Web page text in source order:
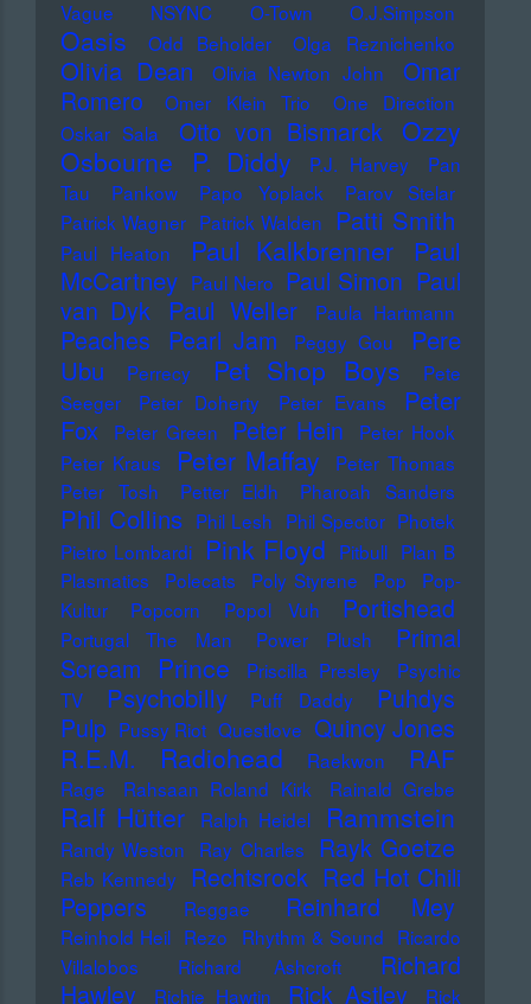
Vague NSYNC O-Town O.J.Simpson
Oasis Odd Beholder Olga Reznichenko
Olivia Dean Olivia Newton John
Omar
Romero
Omer Klein Trio
One Direction
Oskar Sala
Otto von Bismarck Ozzy
Osbourne
P. Diddy P.J. Harvey
Pan
Tau
Pankow Papo Yoplack
Parov Stelar
Patrick Wagner Patrick Walden Patti Smith
Paul Heaton Paul Kalkbrenner
Paul
McCartney Paul Nero Paul Simon Paul
van Dyk Paul Weller Paula Hartmann
Peaches Pearl Jam Peggy Gou
Pere
Ubu
Perrecy Pet Shop Boys
Pete
Seeger
Peter Doherty Peter Evans
Peter
Fox
Peter Green Peter Hein
Peter Hook
Peter Kraus
Peter Maffay
Peter Thomas
Peter Tosh
Petter Eldh Pharoah Sanders
Phil Collins Phil Lesh Phil Spector Photek
Pietro Lombardi
Pink Floyd Pitbull Plan B
Plasmatics
Polecats Poly Styrene Pop
Pop-
Kultur
Popcorn Popol Vuh Portishead
Portugal The Man Power Plush
Primal
Scream
Prince Priscilla Presley
Psychic
TV
Psychobilly Puff Daddy
Puhdys
Pulp Pussy Riot Questlove Quincy Jones
R.E.M. Radiohead Raekwon RAF
Rage Rahsaan Roland Kirk Rainald Grebe
Ralf Hütter Ralph Heidel Rammstein
Randy Weston Ray Charles Rayk Goetze
Reb Kennedy Rechtsrock Red Hot Chili
Peppers
Reggae Reinhard Mey
Reinhold Heil Rezo Rhythm & Sound Ricardo
Villalobos
Richard Ashcroft
Richard
Hawley
Richie Hawtin Rick Astley
Rick